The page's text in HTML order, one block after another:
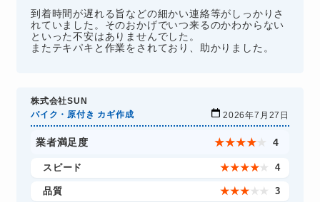
到着時間が遅れる旨などの細かい連絡等がしっかりさ
れていました。そのおかげでいつ来るのかわからない
といった不安はありませんでした。
またテキパキと作業をされており、助かりました。
株式会社SUN
バイク・原付き カギ作成
2026年7月27日
業者満足度 ★★★★★ 4
スピード ★★★★★ 4
品質 ★★★ ★ ★ 3